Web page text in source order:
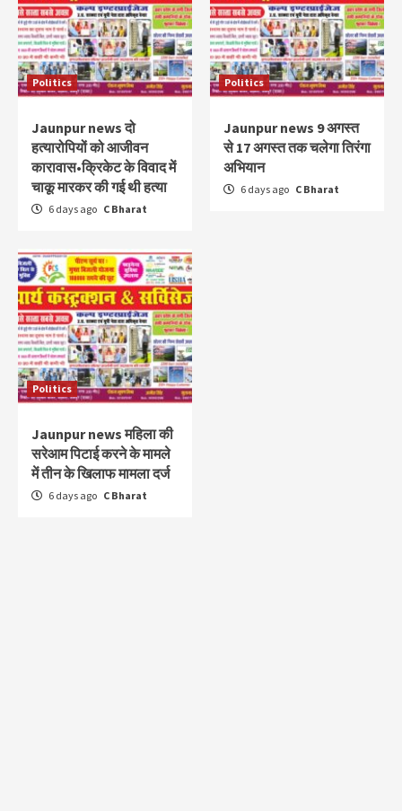
Politics
Jaunpur news दो
हत्यारोपियों को आजीवन
कारावास•क्रिकेट के विवाद में
चाकू मारकर की गई थी हत्या
6 days ago C Bharat
Politics
Jaunpur news 9 अगस्त
से 17 अगस्त तक चलेगा तिरंगा
अभियान
6 days ago C Bharat
Politics
Jaunpur news महिला की
सरेआम पिटाई करने के मामले
में तीन के खिलाफ मामला दर्ज
6 days ago C Bharat